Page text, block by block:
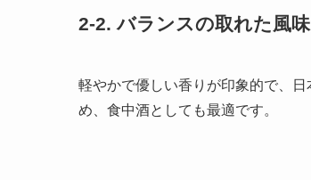
2-2. バランスの取れた風
軽やかで優しい香りが印象的で、
め、食中酒としても最適です。